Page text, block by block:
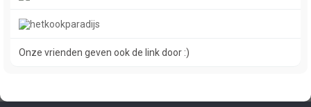
Onze vrienden geven ook de link door :)